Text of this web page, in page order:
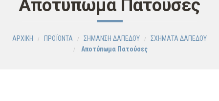
Αποτύπωμα Πατούσες
ΑΡΧΙΚΗ ΠΡΟΪΟΝΤΑ ΣΗΜΑΝΣΗ ΔΑΠΕΔΟΥ
ΣΧΗΜΑΤΑ ΔΑΠΕΔΟΥ
Αποτύπωμα Πατούσες